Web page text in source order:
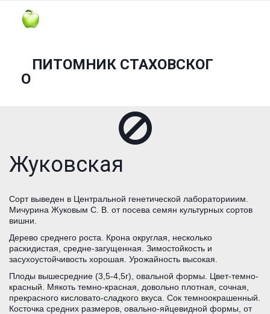
ПИТОМНИК СТАХОВСКОГ
О
Жуковская
Сорт выведен в Центральной генетической лабораторииим.
Мичурина Жуковым С. В. от посева семян культурных сортов
вишни.
Дерево среднего роста. Крона округлая, несколько
раскидистая, средне-загущенная. Зимостойкость и
засухоустойчивость хорошая. Урожайность высокая.
Плоды вышесредние (3,5-4,5г), овальной формы. Цвет-темно-
красный. Мякоть темно-красная, довольно плотная, сочная,
прекрасного кисловато-сладкого вкуса. Сок темноокрашенный.
Косточка средних размеров, овально-яйцевидной формы, от